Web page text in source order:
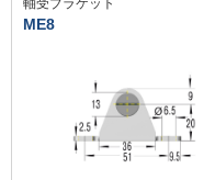
軸受ブラケット
ME8